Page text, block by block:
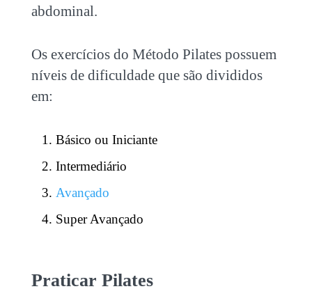
abdominal.
Os exercícios do Método Pilates possuem
níveis de dificuldade que são divididos
em:
Básico ou Iniciante
Intermediário
Avançado
Super Avançado
Praticar Pilates